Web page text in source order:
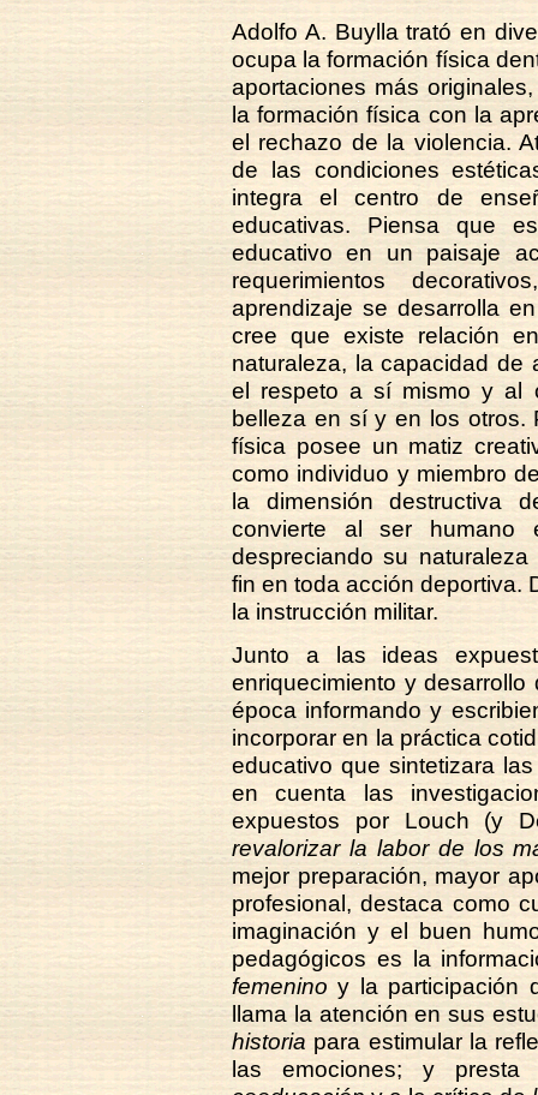
Adolfo A. Buylla trató en
ocupa la formación física
aportaciones más
la formación física con la
el rechazo de la violencia.
de las condiciones
integra el centro de
educativas. Piensa que
educativo en un paisaje
requerimientos
aprendizaje se desarrolla
cree que existe relación
naturaleza, la capacidad de
el respeto a sí mismo y al
belleza en sí y en los otros.
física posee un matiz
como individuo y miembro
la dimensión destructiva
convierte al ser humano
despreciando su
fin en toda acción deportiva.
la instrucción militar.
Junto a las ideas
enriquecimiento y
época informando y
incorporar en la práctica
educativo que sintetizara
en cuenta las
expuestos por Louch (y
revalorizar la labor de los
mejor preparación, mayor
profesional, destaca como
imaginación y el buen
pedagógicos es la
femenino y la participación
llama la atención en sus
historia para estimular la
las emociones; y